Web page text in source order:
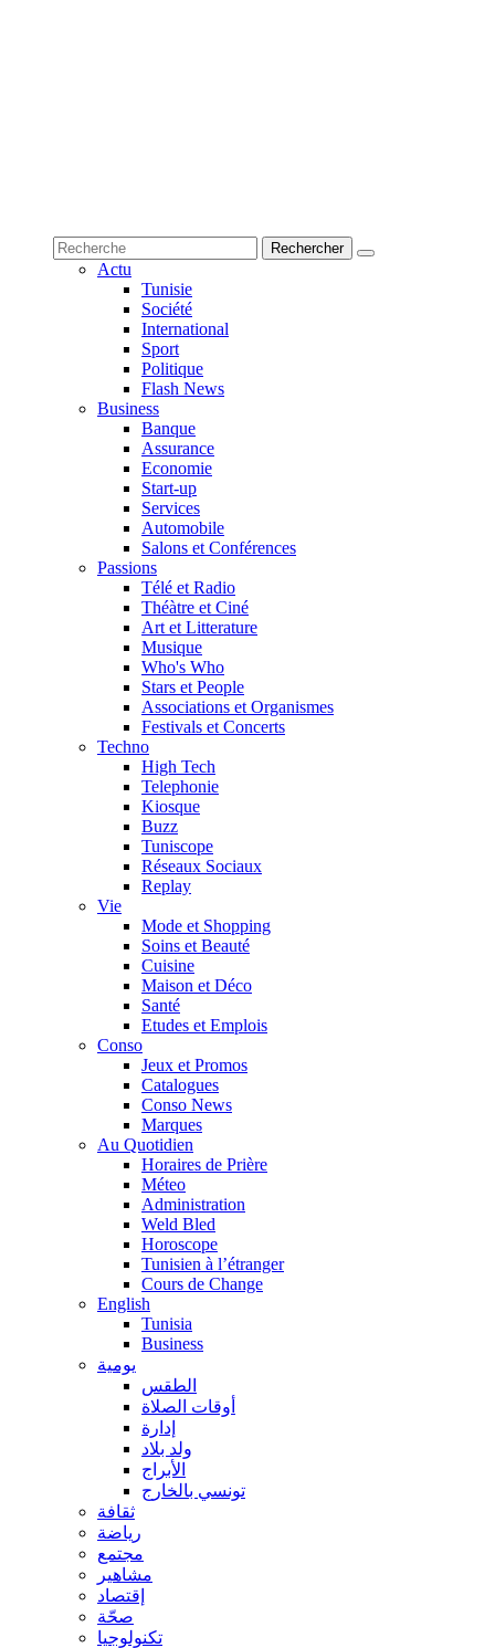
Actu
Tunisie
Société
International
Sport
Politique
Flash News
Business
Banque
Assurance
Economie
Start-up
Services
Automobile
Salons et Conférences
Passions
Télé et Radio
Théàtre et Ciné
Art et Litterature
Musique
Who's Who
Stars et People
Associations et Organismes
Festivals et Concerts
Techno
High Tech
Telephonie
Kiosque
Buzz
Tuniscope
Réseaux Sociaux
Replay
Vie
Mode et Shopping
Soins et Beauté
Cuisine
Maison et Déco
Santé
Etudes et Emplois
Conso
Jeux et Promos
Catalogues
Conso News
Marques
Au Quotidien
Horaires de Prière
Méteo
Administration
Weld Bled
Horoscope
Tunisien à l’étranger
Cours de Change
English
Tunisia
Business
يومية
الطقس
أوقات الصلاة
إدارة
ولد بلاد
الأبراج
تونسي بالخارج
ثقافة
رياضة
مجتمع
مشاهير
إقتصاد
صحّة
تكنولوجيا